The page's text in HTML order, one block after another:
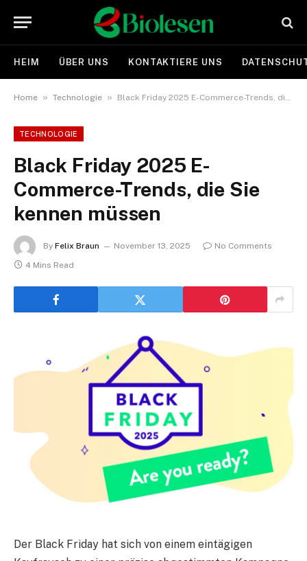
HEIM ÜBER UNS KONTAKTIERE UNS
Home » Technologie » Black Friday 2025 E-Commerce-Trends, die Sie kennen müssen
TECHNOLOGIE
Black Friday 2025 E-
Commerce-Trends, die Sie
kennen müssen
By Felix Braun November 13, 2025
No Comments
4 Mins Read
Der Black Friday hat sich von einem eintägigen